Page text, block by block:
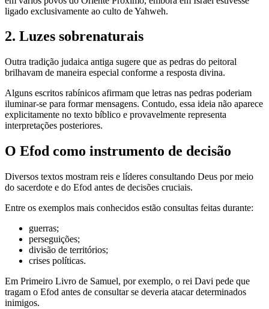
ligado exclusivamente ao culto de Yahweh.
2. Luzes sobrenaturais
Outra tradição judaica antiga sugere que as pedras do peitoral
brilhavam de maneira especial conforme a resposta divina.
Alguns escritos rabínicos afirmam que letras nas pedras poderiam
iluminar-se para formar mensagens. Contudo, essa ideia não aparece
explicitamente no texto bíblico e provavelmente representa
interpretações posteriores.
O Efod como instrumento de decisão
Diversos textos mostram reis e líderes consultando Deus por meio
do sacerdote e do Efod antes de decisões cruciais.
Entre os exemplos mais conhecidos estão consultas feitas durante:
guerras;
perseguições;
divisão de territórios;
crises políticas.
Em Primeiro Livro de Samuel, por exemplo, o rei Davi pede que
tragam o Efod antes de consultar se deveria atacar determinados
inimigos.